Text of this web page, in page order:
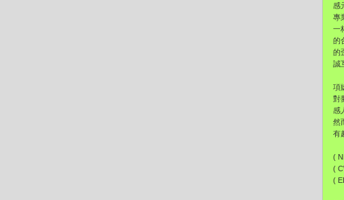
感
專
一
的
的
誠
項
對
感
然
有
(
(
(